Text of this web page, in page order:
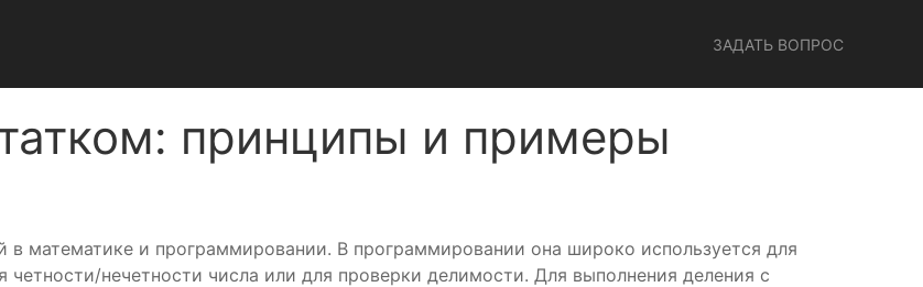
ЗАДАТЬ ВОПРОС
принципы и примеры
в математике и программировании. В программировании она широко используется для
нечетности числа или для проверки делимости. Для выполнения деления с